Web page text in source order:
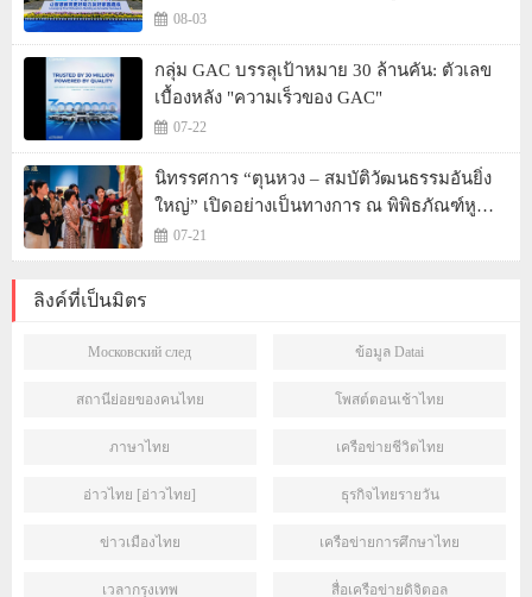
สร้างระบบนิเวศใหม่แห่งการเรียนรู้ตลอดชีวิต
ของมนุษย์» จัดขึ้น
08-03
กลุ่ม GAC บรรลุเป้าหมาย 30 ล้านคัน: ตัวเลข
เบื้องหลัง "ความเร็วของ GAC"
07-22
นิทรรศการ “ตุนหวง – สมบัติวัฒนธรรมอันยิ่ง
ใหญ่” เปิดอย่างเป็นทางการ ณ พิพิธภัณฑ์หู
หนาน
07-21
ลิงค์ที่เป็นมิตร
Московский след ข้อมูล Datai
สถานีย่อยของคนไทย โพสต์ตอนเช้าไทย
ภาษาไทย เครือข่ายชีวิตไทย
อ่าวไทย [อ่าวไทย] ธุรกิจไทยรายวัน
ข่าวเมืองไทย เครือข่ายการศึกษาไทย
เวลากรุงเทพ สื่อเครือข่ายดิจิตอล